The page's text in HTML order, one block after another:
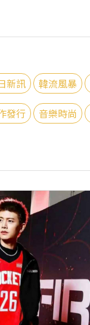
新訊 韓流風暴
發行 音樂時尚